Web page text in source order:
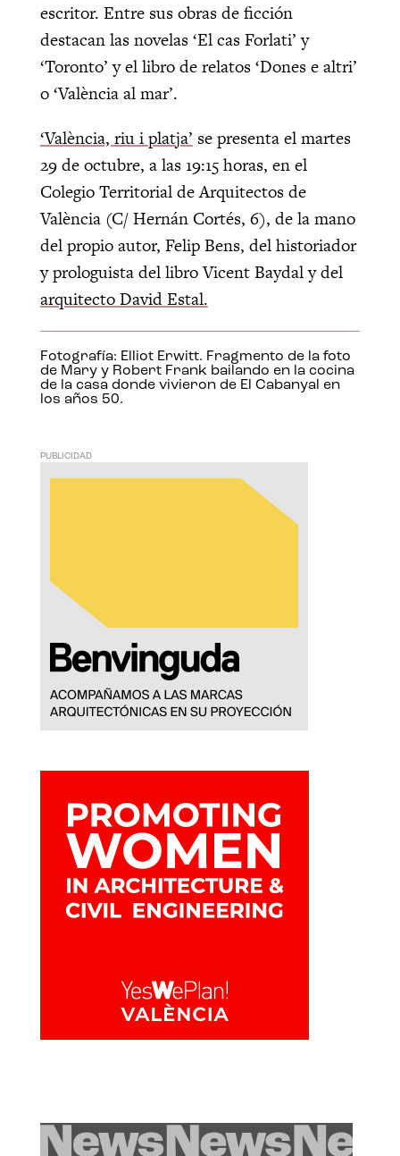
escritor. Entre sus obras de ficción
destacan las novelas ‘El cas Forlati’ y
‘Toronto’ y el libro de relatos ‘Dones e altri’
o ‘València al mar’.
‘València, riu i platja’ se presenta el martes
29 de octubre, a las 19:15 horas, en el
Colegio Territorial de Arquitectos de
València (C/ Hernán Cortés, 6), de la mano
del propio autor, Felip Bens, del historiador
y prologuista del libro Vicent Baydal y del
arquitecto David Estal.
Fotografía: Elliot Erwitt. Fragmento de la foto
de Mary y Robert Frank bailando en la cocina
de la casa donde vivieron de El Cabanyal en
los años 50.
PUBLICIDAD